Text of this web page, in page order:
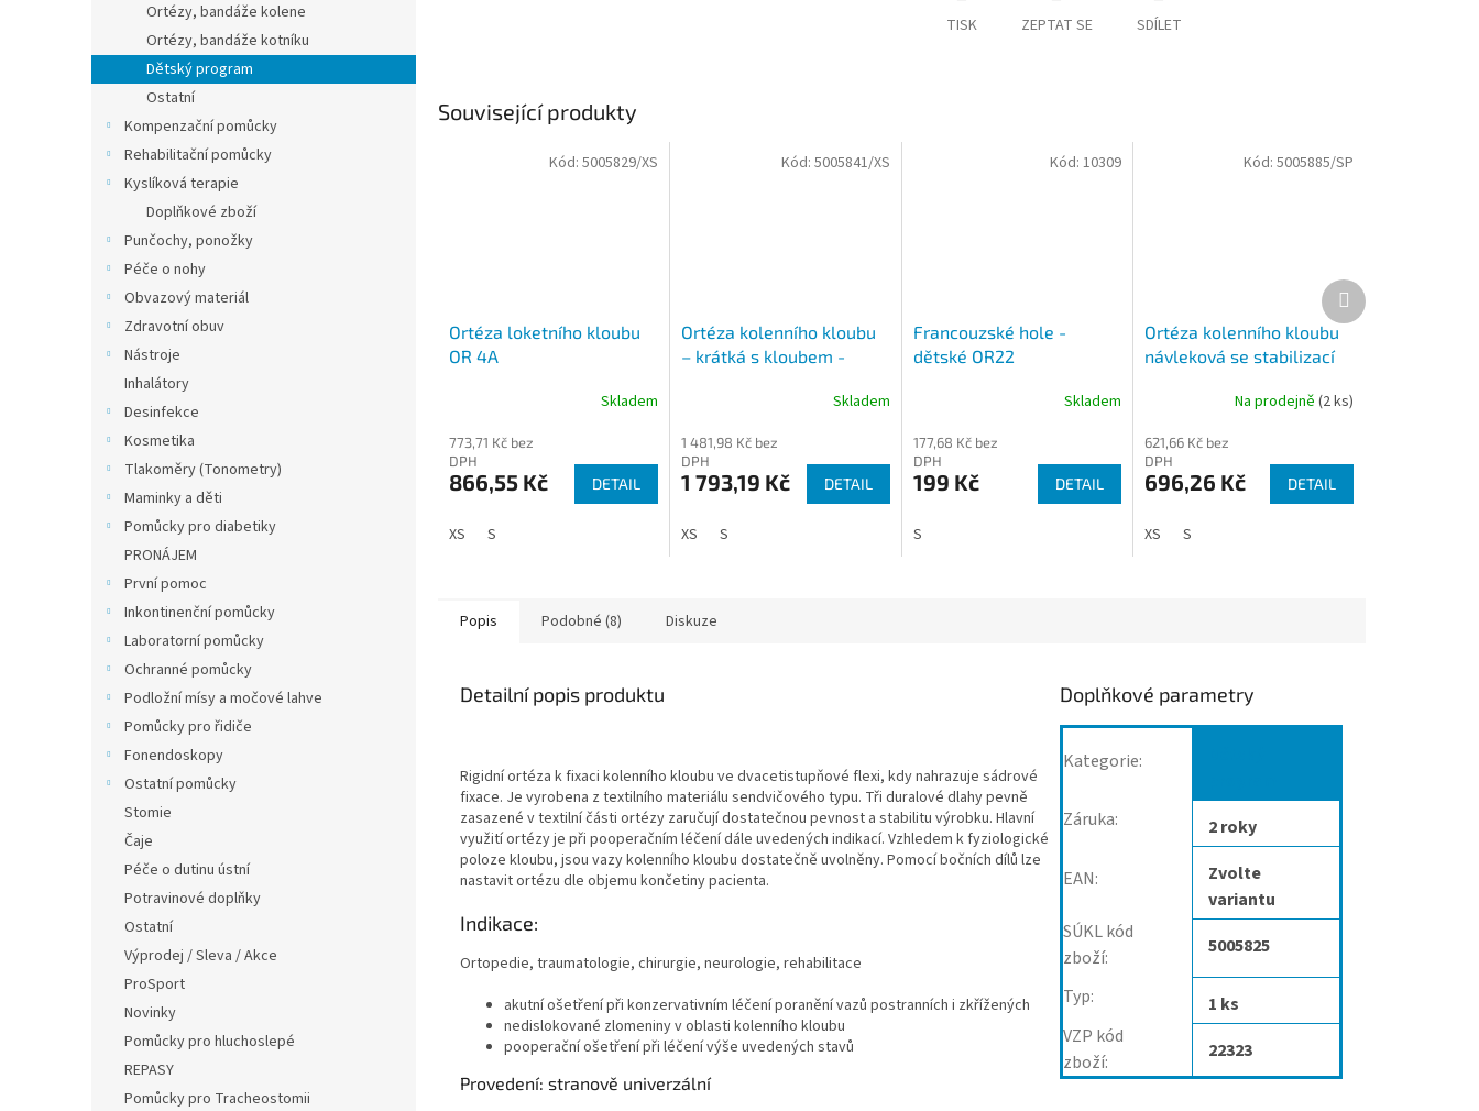
Ortézy, bandáže kolene
Ortézy, bandáže kotníku
Dětský program
Ostatní
Kompenzační pomůcky
Rehabilitační pomůcky
Kyslíková terapie
Doplňkové zboží
Punčochy, ponožky
Péče o nohy
Obvazový materiál
Zdravotní obuv
Nástroje
Inhalátory
Desinfekce
Kosmetika
Tlakoměry (Tonometry)
Maminky a děti
Pomůcky pro diabetiky
PRONÁJEM
První pomoc
Inkontinenční pomůcky
Laboratorní pomůcky
Ochranné pomůcky
Podložní mísy a močové lahve
Pomůcky pro řidiče
Fonendoskopy
Ostatní pomůcky
Stomie
Čaje
Péče o dutinu ústní
Potravinové doplňky
Ostatní
Výprodej / Sleva / Akce
ProSport
Novinky
Pomůcky pro hluchoslepé
REPASY
Pomůcky pro Tracheostomii
TISK ZEPTAT SE SDÍLET
Související produkty
Ortéza loketního kloubu
OR 4A
Skladem
773,71 Kč bez
DPH
866,55 Kč DETAIL
XS S
Kód: 5005829/XS
Ortéza kolenního kloubu
– krátká s kloubem -
Skladem
1 481,98 Kč bez
DPH
1 793,19 Kč DETAIL
XS S
Kód: 5005841/XS
Francouzské hole -
dětské OR22
Skladem
177,68 Kč bez
DPH
199 Kč DETAIL
S
Kód:10309
Ortéza kolenního kloubu
návleková se stabilizací
Na prodejně (2 ks)
621,66 Kč bez
DPH
696,26 Kč DETAIL
XS S
Kód: 5005885/SP
Další
produkt
Popis Podobné (8) Diskuze
Detailní popis produktu
Rigidní ortéza k fixaci kolenního kloubu ve dvacetistupňové flexi, kdy nahrazuje sádrové
fixace. Je vyrobena z textilního materiálu sendvičového typu. Tři duralové dlahy pevně
zasazené v textilní části ortézy zaručují dostatečnou pevnost a stabilitu výrobku. Hlavní
využití ortézy je při pooperačním léčení dále uvedených indikací. Vzhledem k fyziologické
poloze kloubu, jsou vazy kolenního kloubu dostatečně uvolněny. Pomocí bočních dílů lze
nastavit ortézu dle objemu končetiny pacienta.
Indikace:
Ortopedie, traumatologie, chirurgie, neurologie, rehabilitace
akutní ošetření při konzervativním léčení poranění vazů postranních i zkřížených
nedislokované zlomeniny v oblasti kolenního kloubu
pooperační ošetření při léčení výše uvedených stavů
Provedení: stranově univerzální
Doplňkové parametry
Kategorie:
Záruka: 2 roky
EAN:
Zvolte
variantu
SÚKL kód
zboží: 5005825
Typ:
1 ks
VZP kód
zboží: 22323